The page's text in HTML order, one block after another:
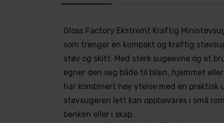
Gloss Factory Ekstremt Kraftig
som trenger en kompakt og kraftig
støv og skitt. Med sterk sugeevne og et
egner den seg både til bilen, hjemmet
har kombinert høy ytelse med en praktisk
støvsugeren lett kan oppbevares i små
benken eller i skap.